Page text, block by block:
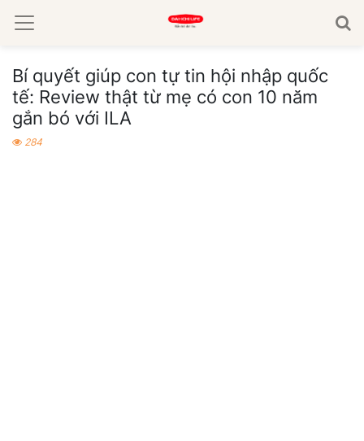
Bí quyết giúp con tự tin hội nhập quốc
tế: Review thật từ mẹ có con 10 năm
gắn bó với ILA
284